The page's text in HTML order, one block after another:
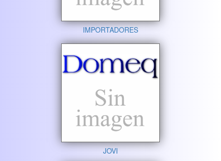
IMPORTADORES
JOVI